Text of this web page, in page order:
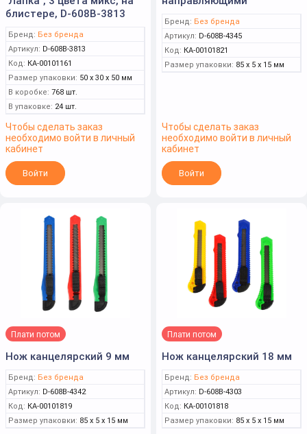
блистере, D-608B-3813
Бренд: Без бренда
Артикул: D-608B-3813
Код: КА-00101161
Размер упаковки: 50 x 30 x 50 мм
В коробке: 768 шт.
В упаковке: 24 шт.
Чтобы сделать заказ
необходимо войти в личный
кабинет
Войти
Бренд: Без бренда
Артикул: D-608B-4345
Код: КА-00101821
Размер упаковки: 85 x 5 x 15 мм
Чтобы сделать заказ
необходимо войти в личный
кабинет
Войти
Плати потом
Нож канцелярский 9 мм
Бренд: Без бренда
Артикул: D-608B-4342
Код: КА-00101819
Размер упаковки: 85 x 5 x 15 мм
Плати потом
Нож канцелярский 18 мм
Бренд: Без бренда
Артикул: D-608B-4303
Код: КА-00101818
Размер упаковки: 85 x 5 x 15 мм